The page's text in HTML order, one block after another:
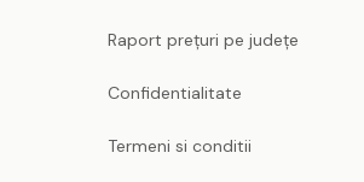
Raport prețuri pe județe
Confidentialitate
Termeni si conditii